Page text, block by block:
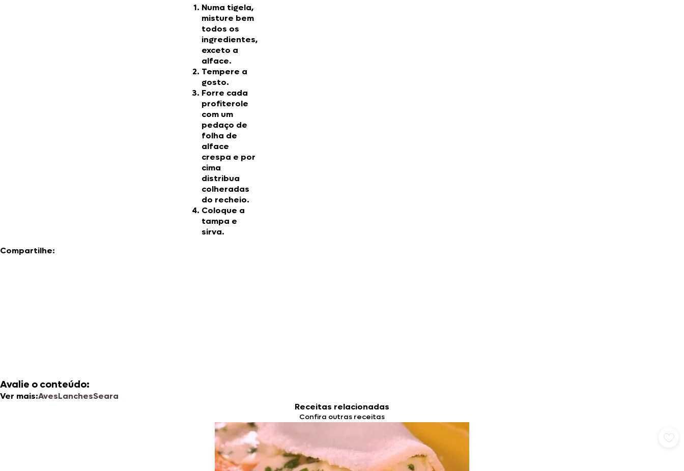
Numa tigela,
misture bem
todos os
ingredientes,
exceto a
alface.
Tempere a
gosto.
Forre cada
profiterole
com um
pedaço de
folha de
alface
crespa e por
cima
distribua
colheradas
do recheio.
Coloque a
tampa e
sirva.
Compartilhe:
Avalie o conteúdo:
Ver mais:AvesLanchesSeara
Receitas relacionadas
Confira outras receitas